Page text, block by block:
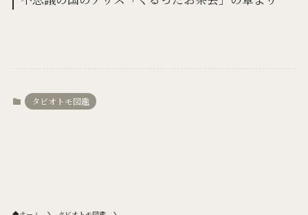
タビオトモ図鑑